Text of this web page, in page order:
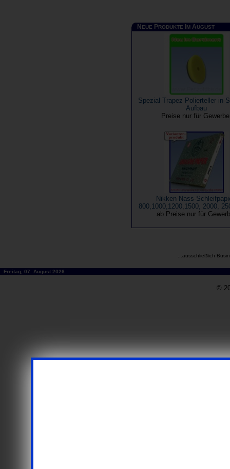
N EUE PRODUKTE M AUGUST
Spezial Trapez Polierteller in
Aufbau
Preise nur für
Nikken Nass-
800,1000,1200,1500, 2000,
ab Preise nur für
...ausschließlich
Freitag, 07. August 2026
©